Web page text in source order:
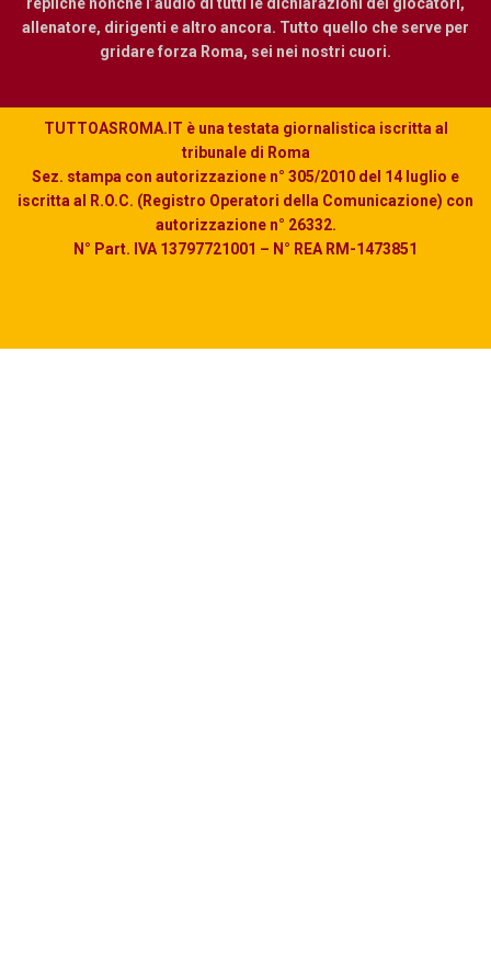
allenatore, dirigenti e altro ancora. Tutto quello che serve per
gridare forza Roma, sei nei nostri cuori.
TUTTOASROMA.IT è una testata giornalistica iscritta al
tribunale di Roma
Sez. stampa con autorizzazione n° 305/2010 del 14 luglio e
iscritta al R.O.C. (Registro Operatori della Comunicazione) con
autorizzazione n° 26332.
N° Part. IVA 13797721001 – N° REA RM-1473851